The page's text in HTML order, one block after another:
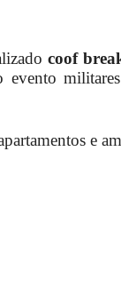
coof
e